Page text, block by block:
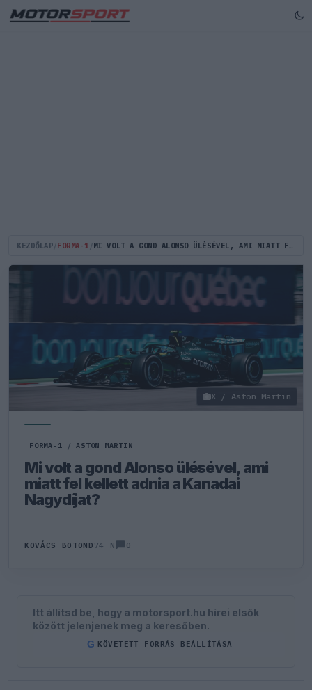
KEZDŐLAP FORMA-1 MI VOLT A GOND ALONSO ÜLÉSÉVEL, AMI MIATT FEL KELLETT ADNIA A KANADAI NAGYDÍJAT?
X / Aston Martin
FORMA-1 / ASTON MARTIN
Mi volt a gond Alonso ülésével, ami
miatt fel kellett adnia a Kanadai
Nagydíjat?
KOVÁCS BOTOND 74 N 0
Itt állítsd be, hogy a motorsport.hu hírei elsők
között jelenjenek meg a keresőben.
G KÖVETETT FORRÁS BEÁLLÍTÁSA